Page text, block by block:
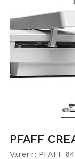
PFAFF
Varenr: PFAFF